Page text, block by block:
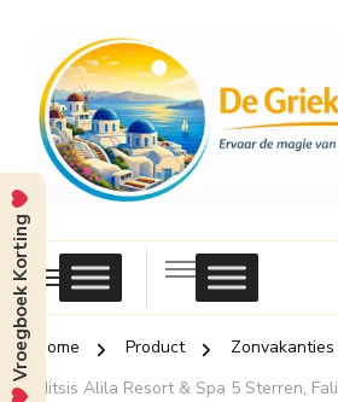
Griekse
Home Product Zonvakanties
Mitsis Alila Resort & Spa 5 Sterren,
Vroegboek Korting